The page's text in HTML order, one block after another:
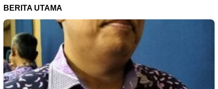
BERITA UTAMA